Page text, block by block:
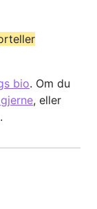
bio. Om du
, eller